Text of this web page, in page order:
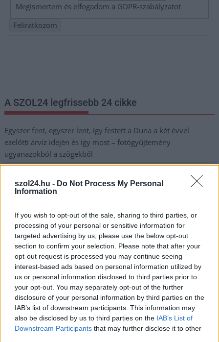
szol24.hu - Do Not Process My Personal
Information
If you wish to opt-out of the sale, sharing to third parties, or
processing of your personal or sensitive information for
targeted advertising by us, please use the below opt-out
section to confirm your selection. Please note that after your
opt-out request is processed you may continue seeing
interest-based ads based on personal information utilized by
us or personal information disclosed to third parties prior to
your opt-out. You may separately opt-out of the further
disclosure of your personal information by third parties on the
IAB’s list of downstream participants. This information may
also be disclosed by us to third parties on the IAB’s List of
Downstream Participants that may further disclose it to other
Megismertem és elfogadom a GDPR-szabályzatot
A SZOL24 legfrissebb 24 cikke
Egyszer fent, egyszer lent, így festett a Duna a két évvel
ezelőtti árvíz idején és így most – fotógyűjtemény
ugyanazokból a szögekből
miatt ingyenes a strandolás Szolnokon
megint visszatér a forróság, újra rekkenő hőség jön, akár 38
fokokkal
Közzétették a szakértői állásfoglalást, a Fiumei úti fák
többsége szakszerűen már nem ápolható
A MÚOSZ sajtódíjának második helyét nyerte el a Borsod24 és
a Paraméter közös riportfilmje a Sajó szennyezéséről
Tánccal, zeneszóval és vásárral telik meg Jászberény, indul a
Csángó Fesztivál
Meghosszabbított hőségriasztás és vízkorlátozások, a